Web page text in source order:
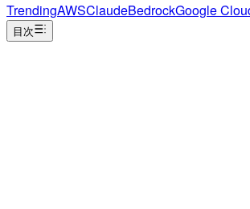
TrendingAWSClaudeBedrockGoogle
目次